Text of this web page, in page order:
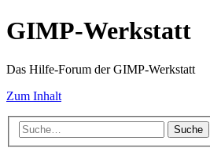
GIMP-Werkstatt
Das Hilfe-Forum der GIMP-Werkstatt
Zum Inhalt
Suche